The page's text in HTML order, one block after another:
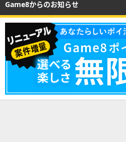
Game8からのお知らせ